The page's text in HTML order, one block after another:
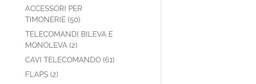
ACCESSORI PER
TIMONERIE (50)
TELECOMANDI BILEVA E
MONOLEVA (2)
CAVI TELECOMANDO (61)
FLAPS (2)